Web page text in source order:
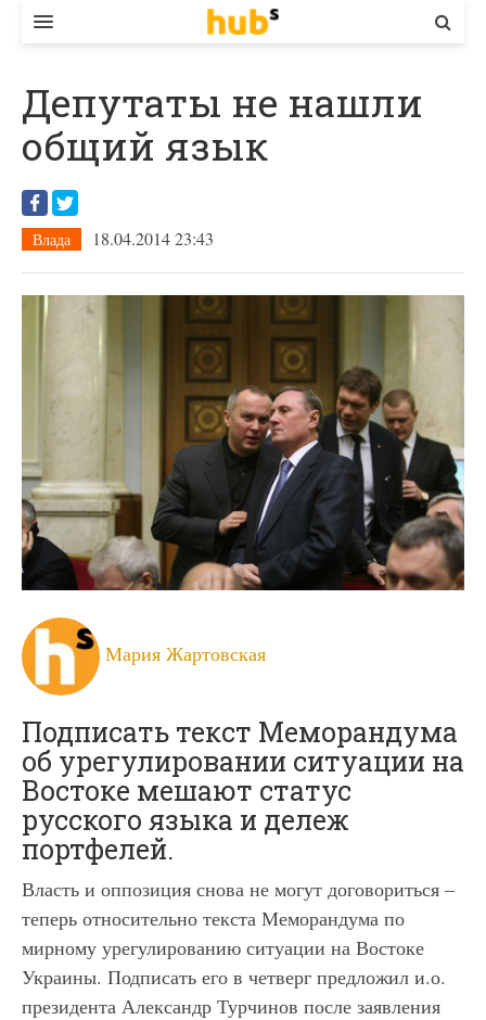
ЕКОНОМІКА
БІЗНЕС
СТАРТЕР
КОНТАКТИ
Депутаты не нашли
общий язык
Влада 18.04.2014 23:43
Мария Жартовская
Подписать текст Меморандума
об урегулировании ситуации на
Востоке мешают статус
русского языка и дележ
портфелей.
Власть и оппозиция снова не могут договориться –
теперь относительно текста Меморандума по
мирному урегулированию ситуации на Востоке
Украины. Подписать его в четверг предложил и.о.
президента Александр Турчинов после заявления